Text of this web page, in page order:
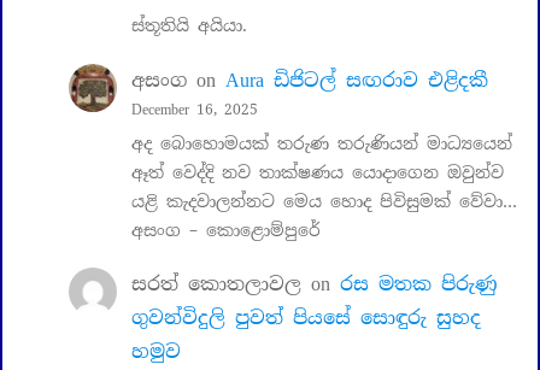
ස්තූතියි අයියා.
අසංග on Aura ඩිජිටල් සඟරාව එළිදකී
December 16, 2025
අද බොහොමයක් තරුණ තරුණියන් මාධ්‍යයෙන්
ඈත් වෙද්දි නව තාක්ෂණය යොදාගෙන ඔවුන්ව
යළි කැදවාලන්නට මෙය හොද පිවිසුමක් වේවා…
අසංග – කොළොම්පුරේ
සරත් කොතලාවල on රස මතක පිරුණු
ගුවන්විදුලි පුවත් පියසේ සොඳුරු සුහද
හමුව